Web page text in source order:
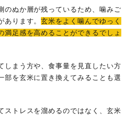
のぬか層が残っているため、噛みご
あります。玄米をよく噛んでゆっく
満足感を高めることができるでしょ
しまう方や、食事量を見直したい方
部を玄米に置き換えてみることも選
ストレスを溜めるのではなく、玄米